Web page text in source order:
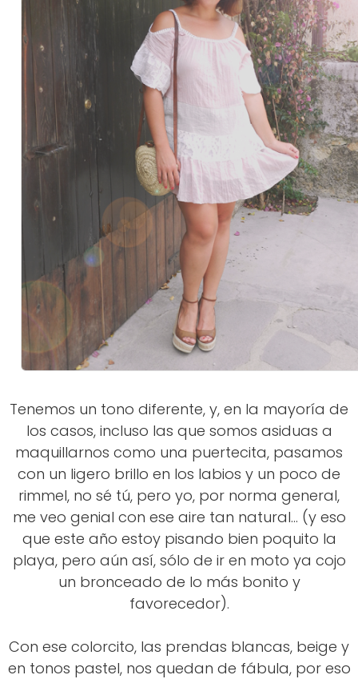
Tenemos un tono diferente, y, en la mayoría de
los casos, incluso las que somos asiduas a
maquillarnos como una puertecita, pasamos
con un ligero brillo en los labios y un poco de
rimmel, no sé tú, pero yo, por norma general,
me veo genial con ese aire tan natural... (y eso
que este año estoy pisando bien poquito la
playa, pero aún así, sólo de ir en moto ya cojo
un bronceado de lo más bonito y
favorecedor).
Con ese colorcito, las prendas blancas, beige y
en tonos pastel, nos quedan de fábula, por eso